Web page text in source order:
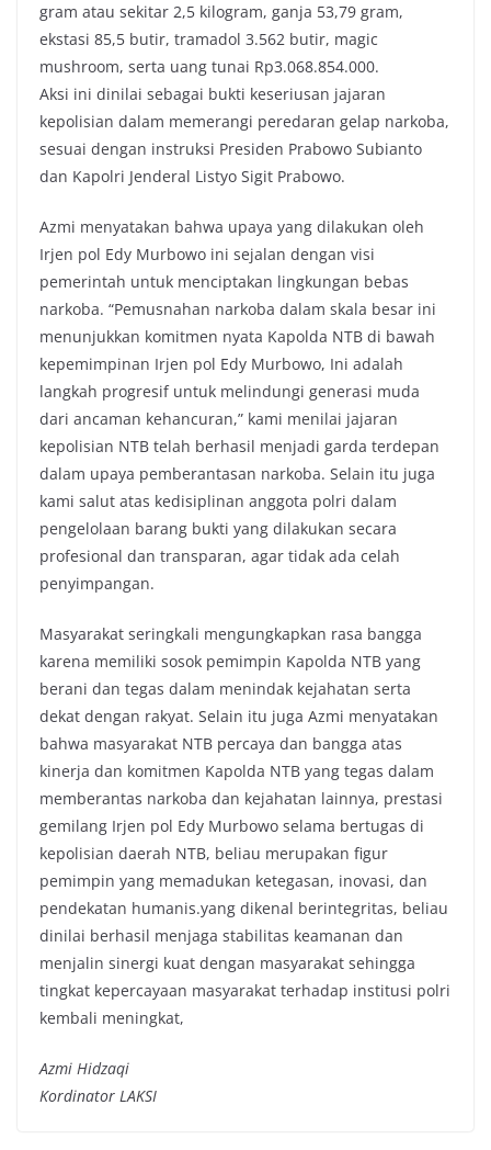
gram atau sekitar 2,5 kilogram, ganja 53,79 gram,
ekstasi 85,5 butir, tramadol 3.562 butir, magic
mushroom, serta uang tunai Rp3.068.854.000.
Aksi ini dinilai sebagai bukti keseriusan jajaran
kepolisian dalam memerangi peredaran gelap narkoba,
sesuai dengan instruksi Presiden Prabowo Subianto
dan Kapolri Jenderal Listyo Sigit Prabowo.
Azmi menyatakan bahwa upaya yang dilakukan oleh
Irjen pol Edy Murbowo ini sejalan dengan visi
pemerintah untuk menciptakan lingkungan bebas
narkoba. “Pemusnahan narkoba dalam skala besar ini
menunjukkan komitmen nyata Kapolda NTB di bawah
kepemimpinan Irjen pol Edy Murbowo, Ini adalah
langkah progresif untuk melindungi generasi muda
dari ancaman kehancuran,” kami menilai jajaran
kepolisian NTB telah berhasil menjadi garda terdepan
dalam upaya pemberantasan narkoba. Selain itu juga
kami salut atas kedisiplinan anggota polri dalam
pengelolaan barang bukti yang dilakukan secara
profesional dan transparan, agar tidak ada celah
penyimpangan.
Masyarakat seringkali mengungkapkan rasa bangga
karena memiliki sosok pemimpin Kapolda NTB yang
berani dan tegas dalam menindak kejahatan serta
dekat dengan rakyat. Selain itu juga Azmi menyatakan
bahwa masyarakat NTB percaya dan bangga atas
kinerja dan komitmen Kapolda NTB yang tegas dalam
memberantas narkoba dan kejahatan lainnya, prestasi
gemilang Irjen pol Edy Murbowo selama bertugas di
kepolisian daerah NTB, beliau merupakan figur
pemimpin yang memadukan ketegasan, inovasi, dan
pendekatan humanis.yang dikenal berintegritas, beliau
dinilai berhasil menjaga stabilitas keamanan dan
menjalin sinergi kuat dengan masyarakat sehingga
tingkat kepercayaan masyarakat terhadap institusi polri
kembali meningkat,
Azmi Hidzaqi
Kordinator LAKSI